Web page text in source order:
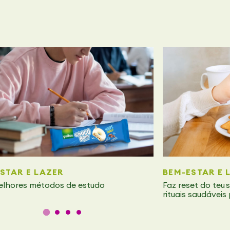
métodos de estudo
E LAZER
Faz reset do teu
rituais
BEM-ESTAR E